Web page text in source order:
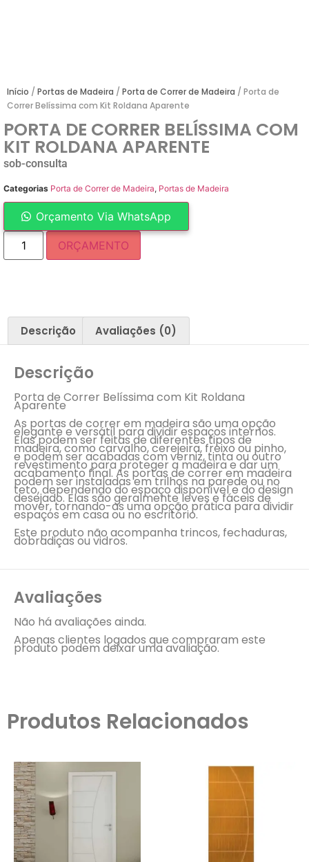
Início / Portas de Madeira / Porta de Correr de Madeira / Porta de
Correr Belíssima com Kit Roldana Aparente
PORTA DE CORRER BELÍSSIMA COM
KIT ROLDANA APARENTE
sob-consulta
Categorias Porta de Correr de Madeira, Portas de Madeira
Orçamento Via WhatsApp
ORÇAMENTO
Descrição Avaliações (0)
Descrição
Porta de Correr Belíssima com Kit Roldana
Aparente
As portas de correr em madeira são uma opção
elegante e versátil para dividir espaços internos.
Elas podem ser feitas de diferentes tipos de
madeira, como carvalho, cerejeira, freixo ou pinho,
e podem ser acabadas com verniz, tinta ou outro
revestimento para proteger a madeira e dar um
acabamento final. As portas de correr em madeira
podem ser instaladas em trilhos na parede ou no
teto, dependendo do espaço disponível e do design
desejado. Elas são geralmente leves e fáceis de
mover, tornando-as uma opção prática para dividir
espaços em casa ou no escritório.
Este produto não acompanha trincos, fechaduras,
dobradiças ou vidros.
Avaliações
Não há avaliações ainda.
Apenas clientes logados que compraram este
produto podem deixar uma avaliação.
Produtos Relacionados